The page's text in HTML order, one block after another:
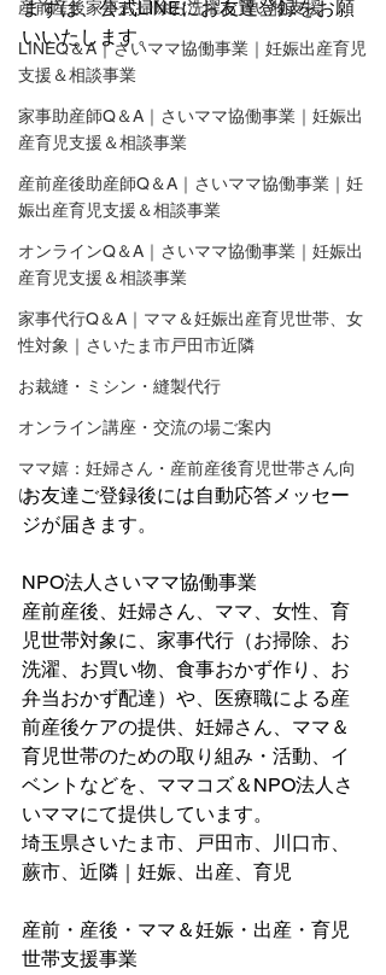
産前産後家事お掃除お洗濯お買い物支援
LINEQ＆A｜さいママ協働事業｜妊娠出産育児
支援＆相談事業
家事助産師Q＆A｜さいママ協働事業｜妊娠出
産育児支援＆相談事業
産前産後助産師Q＆A｜さいママ協働事業｜妊
娠出産育児支援＆相談事業
オンラインQ＆A｜さいママ協働事業｜妊娠出
産育児支援＆相談事業
家事代行Q＆A｜ママ＆妊娠出産育児世帯、女
性対象｜さいたま市戸田市近隣
お裁縫・ミシン・縫製代行
オンライン講座・交流の場ご案内
ママ嬉：妊婦さん・産前産後育児世帯さん向
け
まずは、公式LINEにお友達登録をお願
いいたします。
お友達ご登録後には自動応答メッセー
ジが届きます。
NPO法人さいママ協働事業
産前産後、妊婦さん、ママ、女性、育
児世帯対象に、家事代行（お掃除、お
洗濯、お買い物、食事おかず作り、お
弁当おかず配達）や、医療職による産
前産後ケアの提供、妊婦さん、ママ＆
育児世帯のための取り組み・活動、イ
ベントなどを、ママコズ＆NPO法人さ
いママにて提供しています。
埼玉県さいたま市、戸田市、川口市、
蕨市、近隣｜妊娠、出産、育児
産前・産後・ママ＆妊娠・出産・育児
世帯支援事業